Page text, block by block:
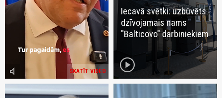
SKATĪT VIDEO
volume_mute
Iecavā svētki: uzbūvēts
dzīvojamais nams
"Balticovo" darbiniekiem
play_circle